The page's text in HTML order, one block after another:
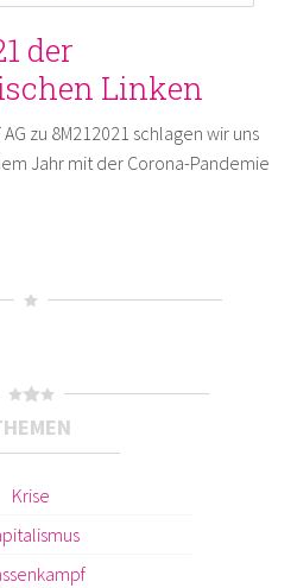
der
Linken
zu 8M212021 schlagen wir uns
Jahr mit der Corona-Pandemie
Krise